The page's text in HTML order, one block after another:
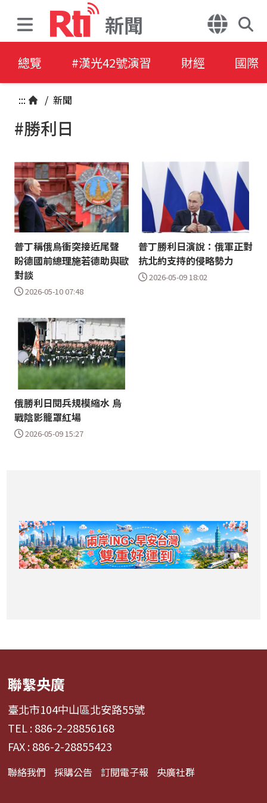
新聞
總覽 #漢光42號演習 財經 國際
::: / 新聞
#勝利日
普丁稱俄烏衝突接近尾聲
盼德國前總理施若德助與歐
對談
2026-05-10 07:48
普丁勝利日演說：俄軍正對
抗北約支持的侵略勢力
2026-05-09 18:02
俄勝利日閱兵規模縮水 烏
戰陰影籠罩紅場
2026-05-09 15:27
聯繫央廣
臺北市104中山區北安路55號
TEL : 886-2-28856168
FAX : 886-2-28855423
聯絡我們 採購公告 訂閱電子報 央廣社群